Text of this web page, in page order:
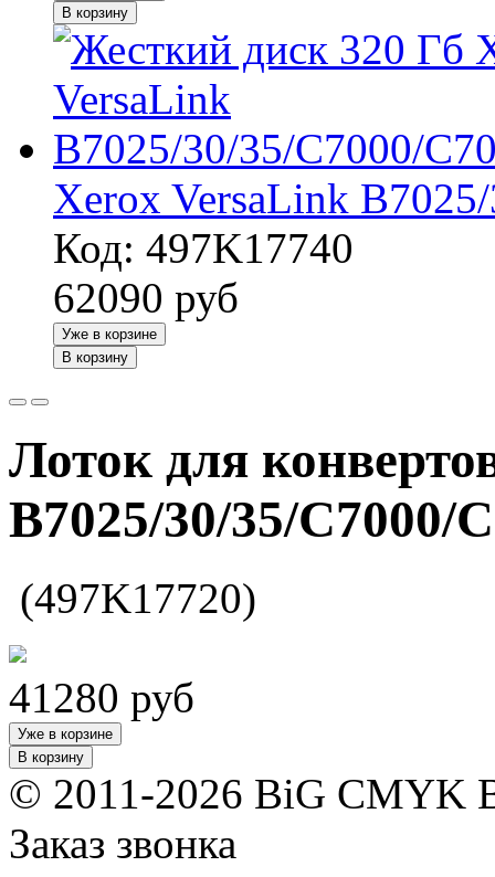
В корзину
Xerox VersaLink
Код: 497K17740
62090 руб
Уже в корзине
В корзину
Лоток для
B7025/30/35/C7000/
(497K17720)
41280 руб
Уже в корзине
В корзину
© 2011-2026 BiG CMYK
Заказ звонка